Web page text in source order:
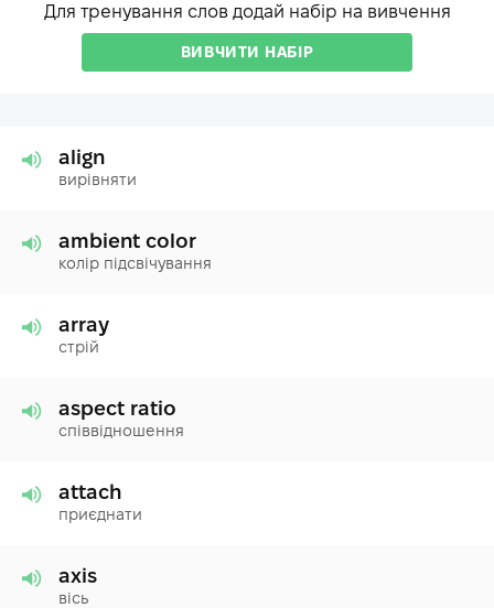
Для тренування слов додай набір на вивчення
ВИВЧИТИ НАБІР
align
вирівняти
ambient color
колір підсвічування
array
стрій
aspect ratio
співвідношення
attach
приєднати
axis
вісь